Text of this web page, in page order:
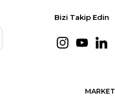
Bizi Takip Edin
MARKET